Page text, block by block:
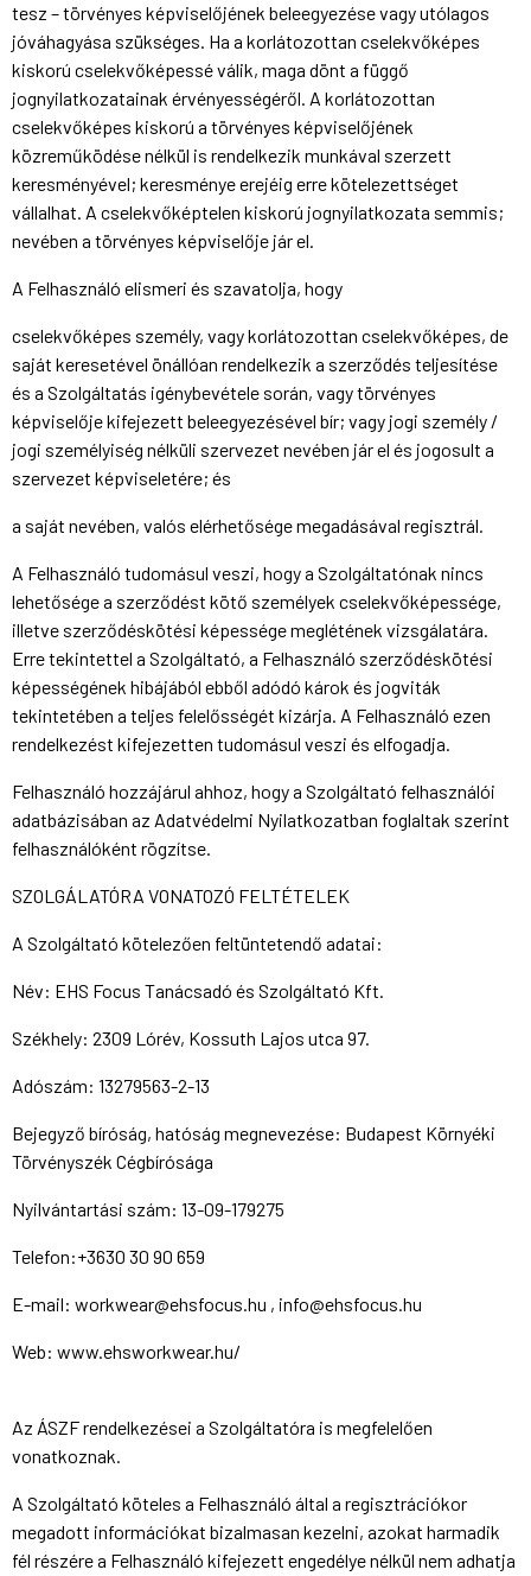
tesz – törvényes képviselőjének beleegyezése vagy utólagos
jóváhagyása szükséges. Ha a korlátozottan cselekvőképes
kiskorú cselekvőképessé válik, maga dönt a függő
jognyilatkozatainak érvényességéről. A korlátozottan
cselekvőképes kiskorú a törvényes képviselőjének
közreműködése nélkül is rendelkezik munkával szerzett
keresményével; keresménye erejéig erre kötelezettséget
vállalhat. A cselekvőképtelen kiskorú jognyilatkozata semmis;
nevében a törvényes képviselője jár el.
A Felhasználó elismeri és szavatolja, hogy
cselekvőképes személy, vagy korlátozottan cselekvőképes, de
saját keresetével önállóan rendelkezik a szerződés teljesítése
és a Szolgáltatás igénybevétele során, vagy törvényes
képviselője kifejezett beleegyezésével bír; vagy jogi személy /
jogi személyiség nélküli szervezet nevében jár el és jogosult a
szervezet képviseletére; és
a saját nevében, valós elérhetősége megadásával regisztrál.
A Felhasználó tudomásul veszi, hogy a Szolgáltatónak nincs
lehetősége a szerződést kötő személyek cselekvőképessége,
illetve szerződéskötési képessége meglétének vizsgálatára.
Erre tekintettel a Szolgáltató, a Felhasználó szerződéskötési
képességének hibájából ebből adódó károk és jogviták
tekintetében a teljes felelősségét kizárja. A Felhasználó ezen
rendelkezést kifejezetten tudomásul veszi és elfogadja.
Felhasználó hozzájárul ahhoz, hogy a Szolgáltató felhasználói
adatbázisában az Adatvédelmi Nyilatkozatban foglaltak szerint
felhasználóként rögzítse.
SZOLGÁLATÓRA VONATOZÓ FELTÉTELEK
A Szolgáltató kötelezően feltüntetendő adatai:
Név: EHS Focus Tanácsadó és Szolgáltató Kft.
Székhely: 2309 Lórév, Kossuth Lajos utca 97.
Adószám: 13279563-2-13
Bejegyző bíróság, hatóság megnevezése: Budapest Környéki
Törvényszék Cégbírósága
Nyilvántartási szám: 13-09-179275
Telefon:+3630 30 90 659
E-mail: workwear@ehsfocus.hu , info@ehsfocus.hu
Web: www.ehsworkwear.hu/
Az ÁSZF rendelkezései a Szolgáltatóra is megfelelően
vonatkoznak.
A Szolgáltató köteles a Felhasználó által a regisztrációkor
megadott információkat bizalmasan kezelni, azokat harmadik
fél részére a Felhasználó kifejezett engedélye nélkül nem adhatja